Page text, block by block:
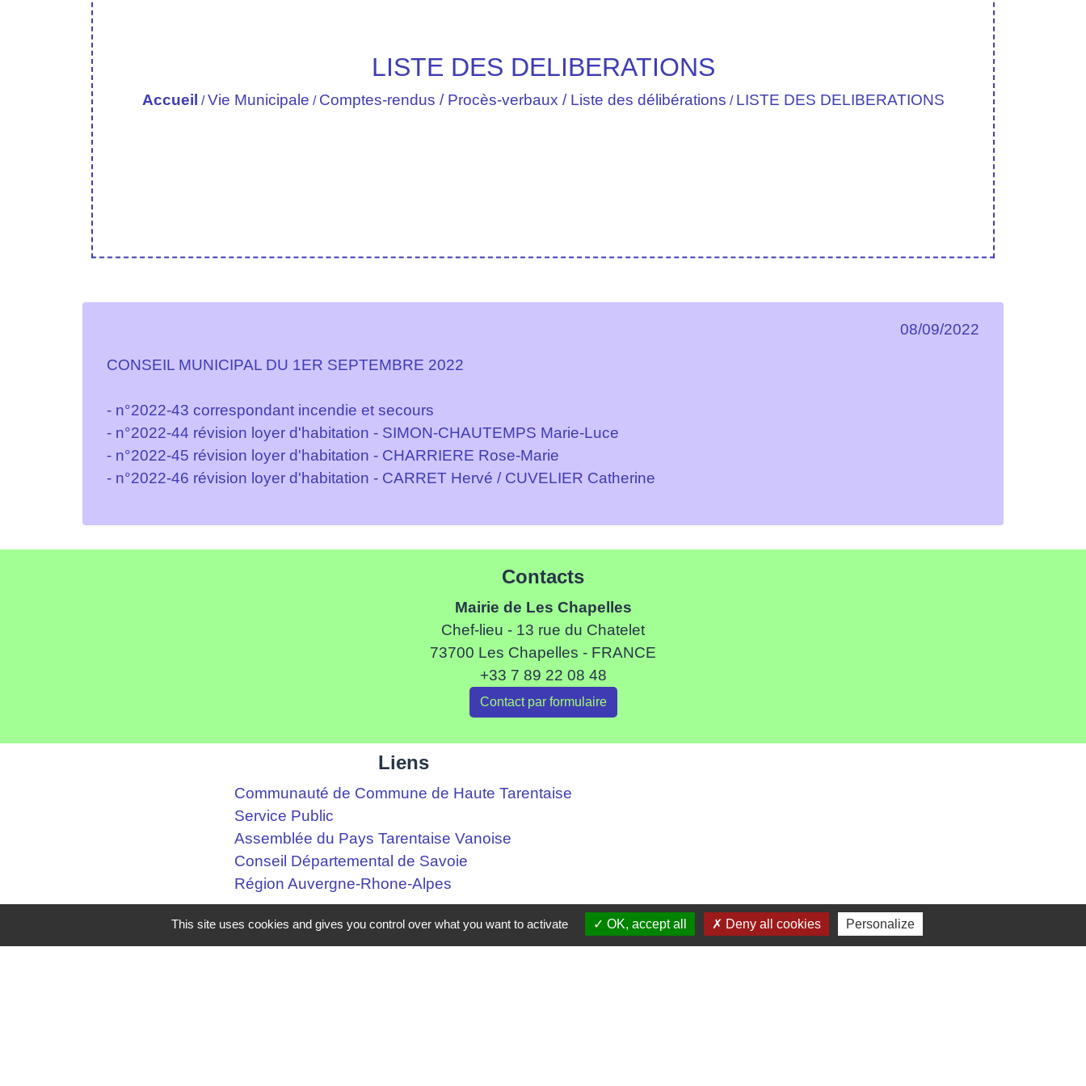
LISTE DES DELIBERATIONS
Accueil /Vie Municipale / Comptes-rendus / Procès-verbaux / Liste des délibérations / LISTE DES DELIBERATIONS
08/09/2022
CONSEIL MUNICIPAL DU 1ER SEPTEMBRE 2022
- n°2022-43 correspondant incendie et secours
- n°2022-44 révision loyer d'habitation - SIMON-CHAUTEMPS Marie-Luce
- n°2022-45 révision loyer d'habitation - CHARRIERE Rose-Marie
- n°2022-46 révision loyer d'habitation - CARRET Hervé / CUVELIER Catherine
Contacts
Mairie de Les Chapelles
Chef-lieu - 13 rue du Chatelet
73700 Les Chapelles - FRANCE
+33 7 89 22 08 48
Contact par formulaire
Liens
Communauté de Commune de Haute Tarentaise
Service Public
Assemblée du Pays Tarentaise Vanoise
Conseil Départemental de Savoie
Région Auvergne-Rhone-Alpes
Mentions légales - Politique de confidentialité - Accessibilité - Plan du site - Gestion des cookies
This site uses cookies and gives you control over what you want to activate OK, accept all Deny all cookies Personalize